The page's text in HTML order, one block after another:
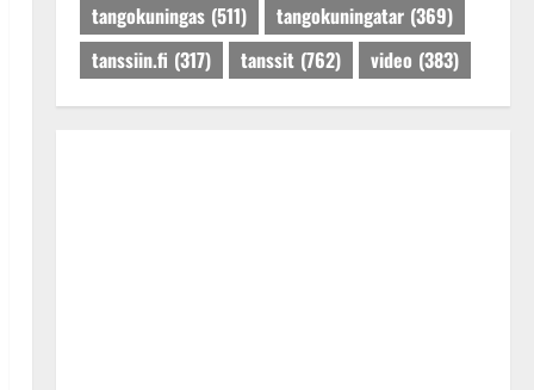
tangokuningas (511) tangokuningatar (369)
tanssiin.fi (317) tanssit (762) video (383)